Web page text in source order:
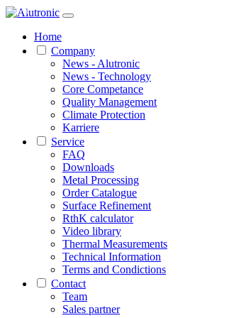
Home
Company
News - Alutronic
News - Technology
Core Competance
Quality Management
Climate Protection
Karriere
Service
FAQ
Downloads
Metal Processing
Order Catalogue
Surface Refinement
RthK calculator
Video library
Thermal Measurements
Technical Information
Terms and Condictions
Contact
Team
Sales partner
1 / 1